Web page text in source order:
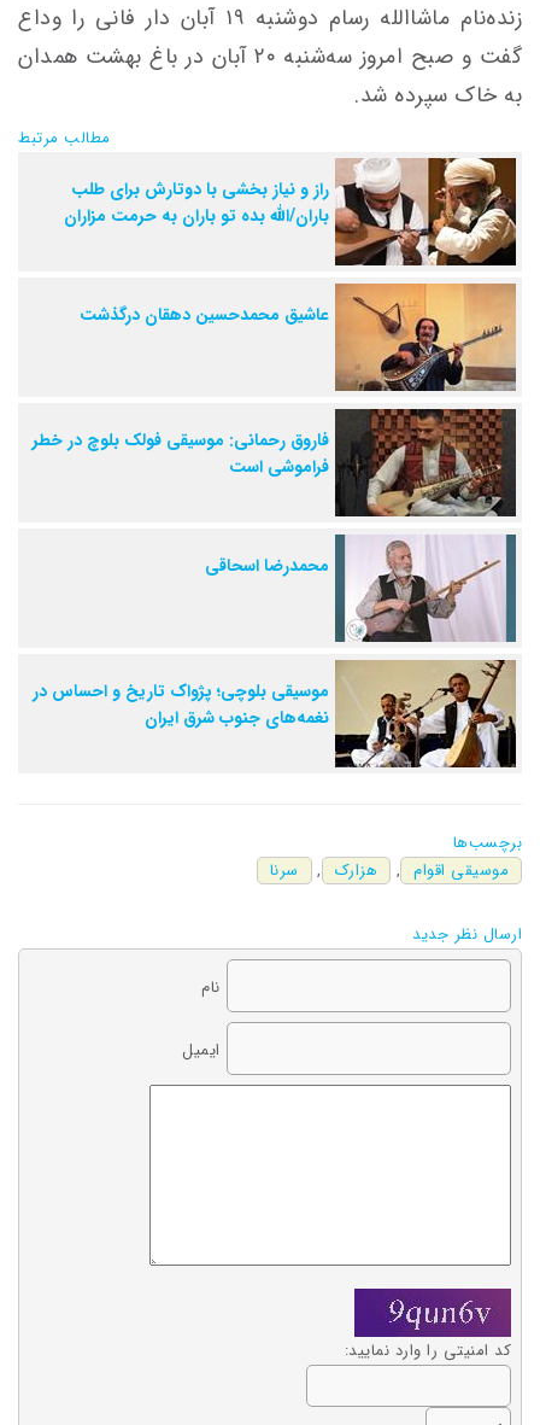
زنده‌نام ماشاالله رسام دوشنبه ۱۹ آبان دار فانی را وداع
گفت و صبح امروز سه‌شنبه ۲۰ آبان‌ در باغ بهشت همدان
به خاک سپرده شد.
مطالب مرتبط
راز و نیاز بخشی با دوتارش برای طلب
باران/الله بده تو باران به حرمت مزاران
عاشیق محمدحسین دهقان درگذشت
فاروق رحمانی: موسیقی فولک بلوچ در خطر
فراموشی است
محمدرضا اسحاقی
موسیقی بلوچی؛ پژواک تاریخ و احساس در
نغمه‌های جنوب شرق ایران
برچسب‌ها
موسیقی اقوام , هزارک , سرنا
ارسال نظر جدید
نام
ایمیل
کد امنیتی را وارد نمایید: